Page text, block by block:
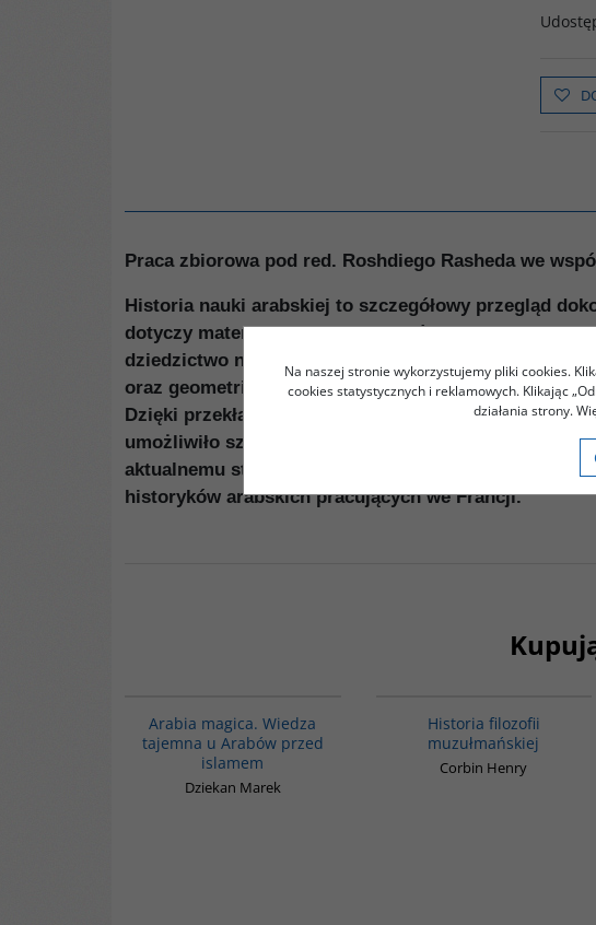
Praca zbiorowa pod red. Roshdiego Rasheda we
Historia nauki arabskiej to szczegółowy przegląd
dotyczy matematyki i optyki, w których uczeni
dziedzictwo nauki indyjskiej i greckiej stworzyli
oraz geometrię sferyczną.
Dzięki przekładom dzieł arabskich średniowieczni
umożliwiło szybki rozwój nauki zachodniej. Historia
aktualnemu stanowi badań nad dawną nauką
historyków arabskich pracujących we Francji.
Arabia magica. Wiedza
tajemna u Arabów przed
islamem
Dziekan Marek
Historia filozofii
muzułmańskiej
Corbin Henry
Na naszej stronie wykorzystujemy pliki cookies.
cookies statystycznych i reklamowych. Klikając
działania strony.